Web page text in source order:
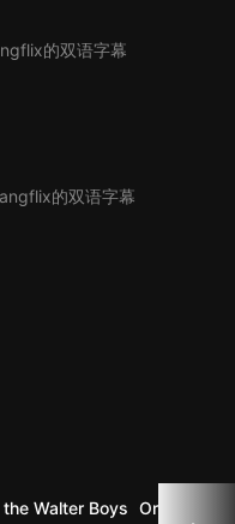
的双语字幕
的双语字幕
Walter Boys Orange Is